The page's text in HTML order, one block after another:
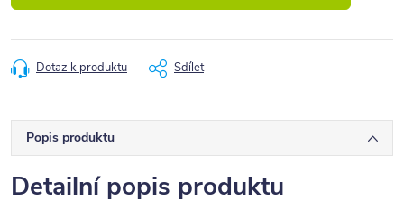
Dotaz k produktu Sdílet
Popis produktu
Detailní popis produktu